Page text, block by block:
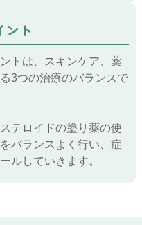
ント
トは、スキンケア、薬
3つの治療のバランスで
テロイドの塗り薬の使
バランスよく行い、症
ルしていきます。